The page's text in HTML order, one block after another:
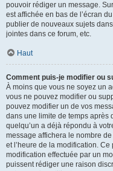
pouvoir rédiger un message.
est affichée en bas de l’écran
publier de nouveaux sujets
jointes dans ce forum, etc.
Haut
Comment puis-je modifier ou
À moins que vous ne soyez un
vous ne pouvez modifier ou
pouvez modifier un de vos
dans une limite de temps après
quelqu’un a déjà répondu à
message affichera le nombre
et l’heure de la modification. Ce
modification effectuée par un
puissent rédiger une raison